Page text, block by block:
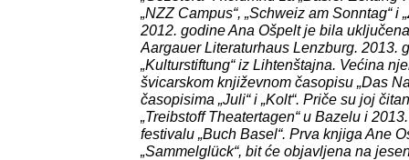
„NZZ Campus“, „Schweiz am Sonntag“ i
2012. godine Ana Ošpelt je bila
Aargauer Literaturhaus Lenzburg. 2013.
„Kulturstiftung“ iz Lihtenštajna. Većina
švicarskom književnom časopisu „Das
časopisima „Juli“ i „Kolt“. Priče su joj
„Treibstoff Theatertagen“ u Bazelu i
festivalu „Buch Basel“. Prva knjiga Ane
„Sammelglück“, bit će objavljena na